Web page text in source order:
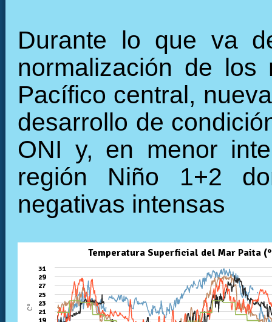
Durante lo que va
normalización de
Pacífico central,
desarrollo de
ONI y, en menor
región Niño 1+2
negativas intensas